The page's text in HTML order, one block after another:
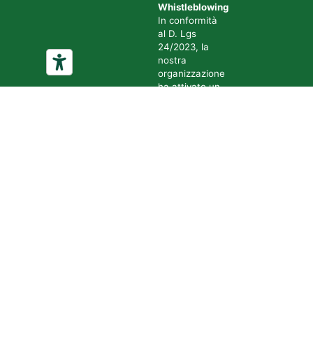
Whistleblowing
In conformità
al D. Lgs
24/2023, la
nostra
organizzazione
ha attivato un